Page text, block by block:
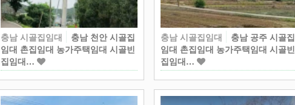
충남 시골집임대
충남 천안 시골집
임대 촌집임대 농가주택임대 시골빈
집임대…
충남 시골집임대
충남 공주 시골집
임대 촌집임대 농가주택임대 시골빈
집임대…